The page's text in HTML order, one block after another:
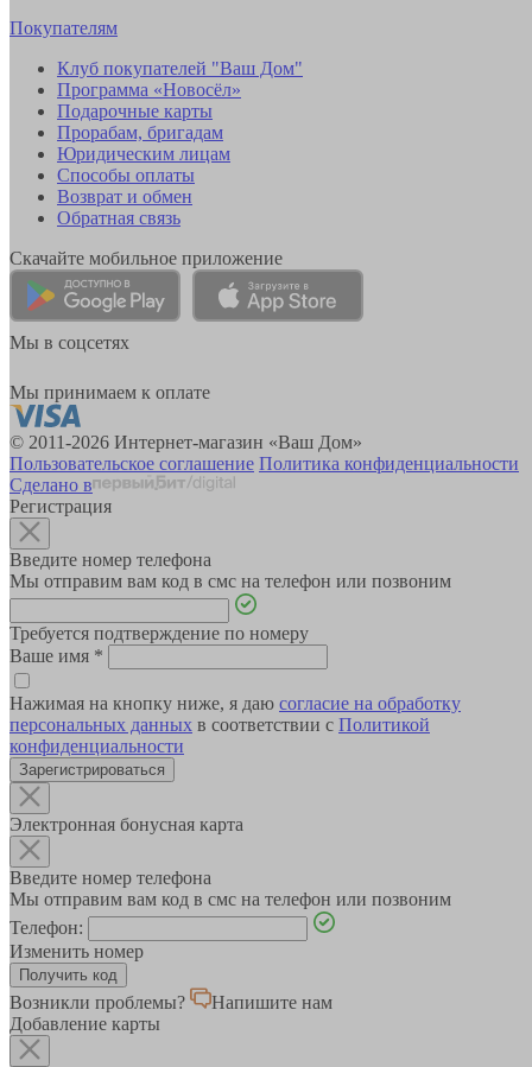
Покупателям
Клуб покупателей "Ваш Дом"
Программа «Новосёл»
Подарочные карты
Прорабам, бригадам
Юридическим лицам
Способы оплаты
Возврат и обмен
Обратная связь
Скачайте мобильное приложение
Мы в соцсетях
Мы принимаем к оплате
© 2011-2026 Интернет-магазин «Ваш Дом»
Пользовательское соглашение Политика конфиденциальности
Сделано в
Регистрация
Введите номер телефона
Мы отправим вам код в смс на телефон или позвоним
Требуется подтверждение по номеру
Ваше имя *
Нажимая на кнопку ниже, я даю согласие на обработку
персональных данных в соответствии с Политикой
конфиденциальности
Зарегистрироваться
Электронная бонусная карта
Введите номер телефона
Мы отправим вам код в смс на телефон или позвоним
Телефон:
Изменить номер
Возникли проблемы?
Напишите нам
Добавление карты